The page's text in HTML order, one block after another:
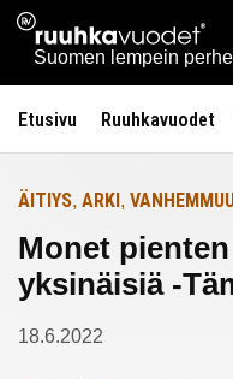
Siirry
sisältöön
Ruuhkavuodet.fi
Suomen lempein
Etusivu Ruuhkavuodet
Etusivulle
ÄITIYS, ARKI ,
Monet
yksinäisiä -
18.6.2022